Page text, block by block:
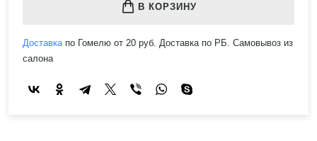
В КОРЗИНУ
Доставкапо Гомелю от 20 руб. Доставка по РБ. Самовывоз из
салона